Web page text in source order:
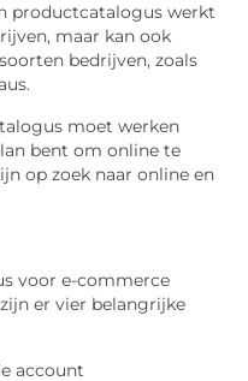
productcatalogus werkt
maar kan ook
bedrijven, zoals
moet werken
bent om online te
op zoek naar online en
voor e-commerce
er vier belangrijke
account